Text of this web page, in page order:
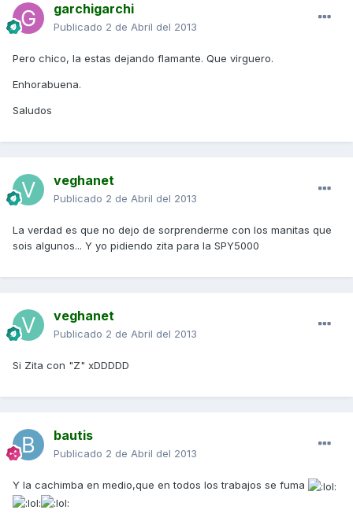
garchigarchi
Publicado 2 de Abril del 2013
Pero chico, la estas dejando flamante. Que virguero.
Enhorabuena.
Saludos
veghanet
Publicado 2 de Abril del 2013
La verdad es que no dejo de sorprenderme con los manitas que
sois algunos... Y yo pidiendo zita para la SPY5000
veghanet
Publicado 2 de Abril del 2013
Si Zita con "Z" xDDDDD
bautis
Publicado 2 de Abril del 2013
Y la cachimba en medio,que en todos los trabajos se fuma